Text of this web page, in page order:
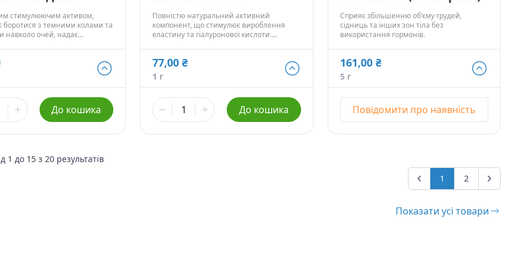
стимулюючим активом,
боротися з темними колами та
навколо очей, надає
До кошика
Повністю натуральний активний
компонент, що стимулює вироблення
еластину та гіалуронової кислоти.
77,00 ₴
1 г
77,00 ₴
1 г
268,50 ₴
5 г До кошика
Сприяє збільшенню об'єму грудей,
сідниць та інших зон тіла без
використання гормонів.
161,00 ₴
5 г
161,00 ₴
5 г
708,00 ₴
25 г- Немає в наявності
Повідомити про наявність
1 до 15з 20результатів
1
2
Показати усі товари